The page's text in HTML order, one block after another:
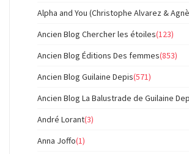
Alpha and You (Christophe Alvarez &
Ancien Blog Chercher les étoiles(123)
Ancien Blog Éditions Des femmes(853)
Ancien Blog Guilaine Depis(571)
Ancien Blog La Balustrade de Guilaine
André Lorant(3)
Anna Joffo(1)